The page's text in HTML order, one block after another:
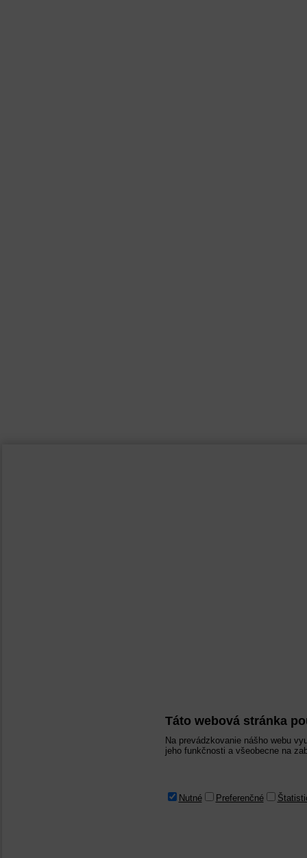
Táto webová stránka
Na prevádzkovanie nášho webu
jeho funkčnosti a všeobecne na
Nutné Preferenčné